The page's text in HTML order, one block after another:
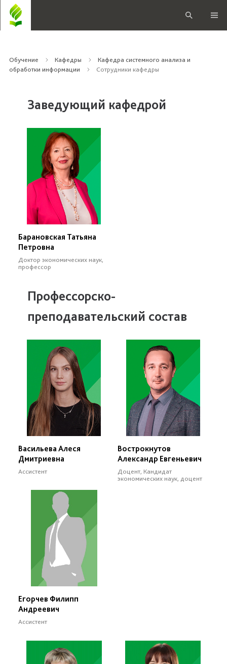
Обучение Кафедры
Кафедра системного анализа и
обработки информации
Сотрудники кафедры
Заведующий кафедрой
Барановская Татьяна
Петровна
Доктор экономических наук,
профессор
Профессорско-
преподавательский состав
Васильева Алеся
Дмитриевна
Ассистент
Вострокнутов
Александр Евгеньевич
Доцент, Кандидат
экономических наук, доцент
Егорчев Филипп
Андреевич
Ассистент